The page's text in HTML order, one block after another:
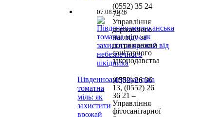
07.08.2026
Південноамериканська
томатна
міль: як
захистити
врожай
(0552) 35 24
74 –
Управління
державного
нагляду за
дотриманням
санітарного
законодавства
(0552) 26 36
13, (0552) 26
36 21 –
Управління
фітосанітарної